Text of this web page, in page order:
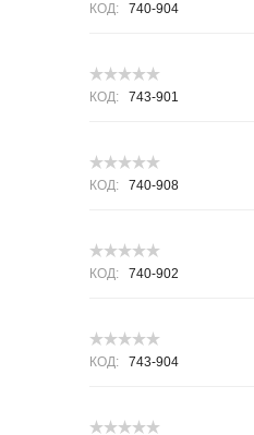
КОД: 740-904
КОД: 743-901
КОД: 740-908
КОД: 740-902
КОД: 743-904